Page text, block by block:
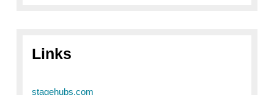
Links
stagehubs.com